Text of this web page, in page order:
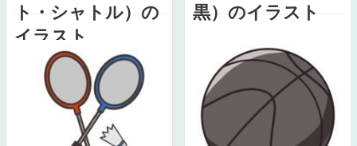
ト・シャトル）の
イラスト
黒）のイラスト